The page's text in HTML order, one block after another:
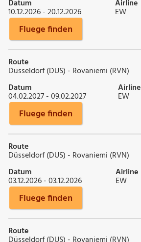
Datum
10.12.2026 - 20.12.2026
Airline
EW
Fluege finden
Route
Düsseldorf (DUS) - Rovaniemi (RVN)
Datum
04.02.2027 - 09.02.2027
Airline
EW
Fluege finden
Route
Düsseldorf (DUS) - Rovaniemi (RVN)
Datum
03.12.2026 - 03.12.2026
Airline
EW
Fluege finden
Route